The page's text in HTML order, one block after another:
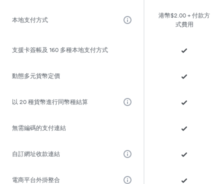
本地支付方式
港幣$2.00 + 付款方
式費用
支援卡簽帳及 160 多種本地支付方式
動態多元貨幣定價
以 20 種貨幣進行同幣種結算
無需編碼的支付連結
自訂網址收款連結
電商平台外掛整合